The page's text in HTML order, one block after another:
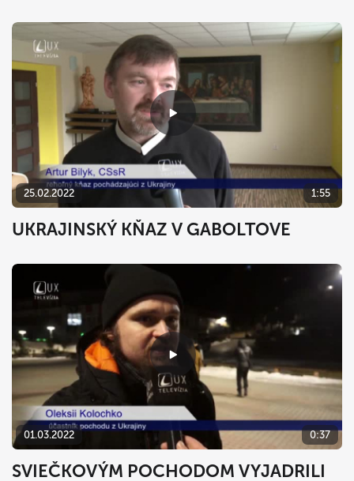
25.02.2022 1:55
UKRAJINSKÝ KŇAZ V GABOLTOVE
01.03.2022 0:37
SVIEČKOVÝM POCHODOM VYJADRILI